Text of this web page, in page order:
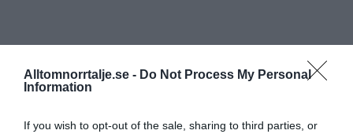
Alltomnorrtalje.se - Do Not Process My Personal
Information
If you wish to opt-out of the sale, sharing to third parties, or